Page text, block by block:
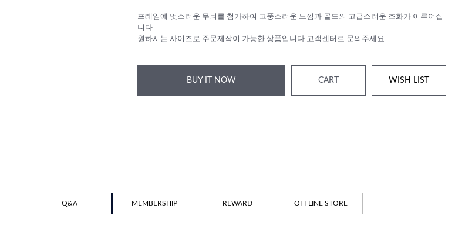
프레임에 멋스러운 무늬를 첨가하여 고풍스러운 느낌과 골드의 고급스러운 조화가 이루어집
니다
원하시는 사이즈로 주문제작이 가능한 상품입니다 고객센터로 문의주세요
BUY IT NOW CART WISH LIST
Q&A MEMBERSHIP REWARD OFFLINE STORE